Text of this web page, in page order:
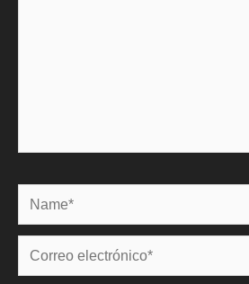
Name*
Correo
electrónico*